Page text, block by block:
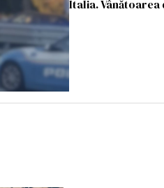
Italia. Vânătoarea